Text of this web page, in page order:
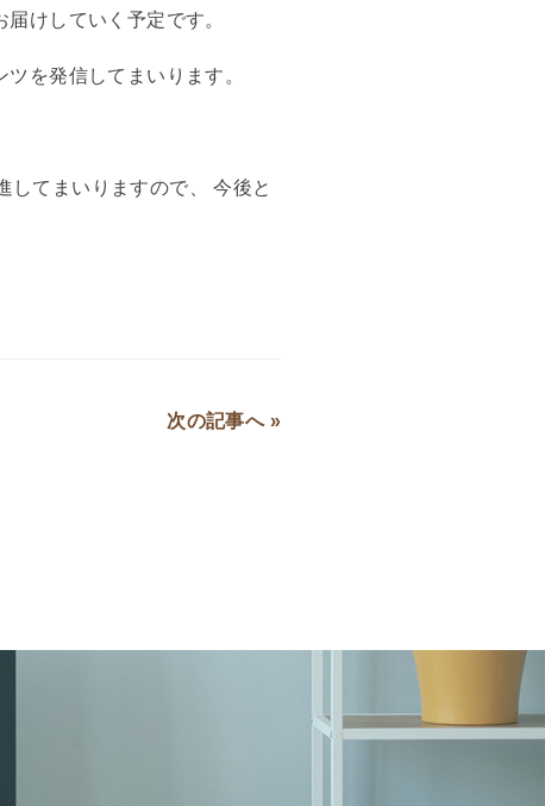
けしていく予定です。
を発信してまいります。
してまいりますので、 今後と
次の記事へ »